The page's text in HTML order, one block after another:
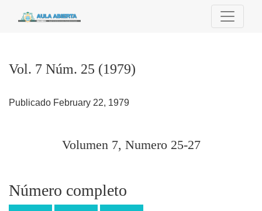
Vol. 7 Núm. 25 (1979): Volumen 7, Numero 25-27
Vol. 7 Núm. 25 (1979)
Publicado February 22, 1979
Volumen 7, Numero 25-27
Número completo